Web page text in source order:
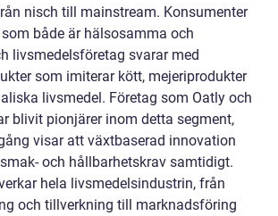
nisch till mainstream. Konsumenter
både är hälsosamma och
livsmedelsföretag svarar med
som imiterar kött, mejeriprodukter
livsmedel. Företag som Oatly och
blivit pionjärer inom detta segment,
visar att växtbaserad innovation
och hållbarhetskrav samtidigt.
hela livsmedelsindustrin, från
och tillverkning till marknadsföring